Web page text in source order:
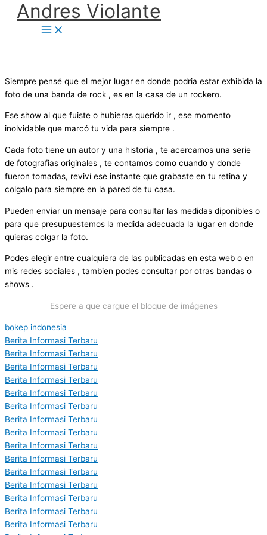
Andres Violante
Siempre pensé que el mejor lugar en donde podria estar exhibida la
foto de una banda de rock , es en la casa de un rockero.
Ese show al que fuiste o hubieras querido ir , ese momento
inolvidable que marcó tu vida para siempre .
Cada foto tiene un autor y una historia , te acercamos una serie
de fotografias originales , te contamos como cuando y donde
fueron tomadas, reviví ese instante que grabaste en tu retina y
colgalo para siempre en la pared de tu casa.
Pueden enviar un mensaje para consultar las medidas diponibles o
para que presupuestemos la medida adecuada la lugar en donde
quieras colgar la foto.
Podes elegir entre cualquiera de las publicadas en esta web o en
mis redes sociales , tambien podes consultar por otras bandas o
shows .
Espere a que cargue el bloque de imágenes
bokep indonesia
Berita Informasi Terbaru
Berita Informasi Terbaru
Berita Informasi Terbaru
Berita Informasi Terbaru
Berita Informasi Terbaru
Berita Informasi Terbaru
Berita Informasi Terbaru
Berita Informasi Terbaru
Berita Informasi Terbaru
Berita Informasi Terbaru
Berita Informasi Terbaru
Berita Informasi Terbaru
Berita Informasi Terbaru
Berita Informasi Terbaru
Berita Informasi Terbaru